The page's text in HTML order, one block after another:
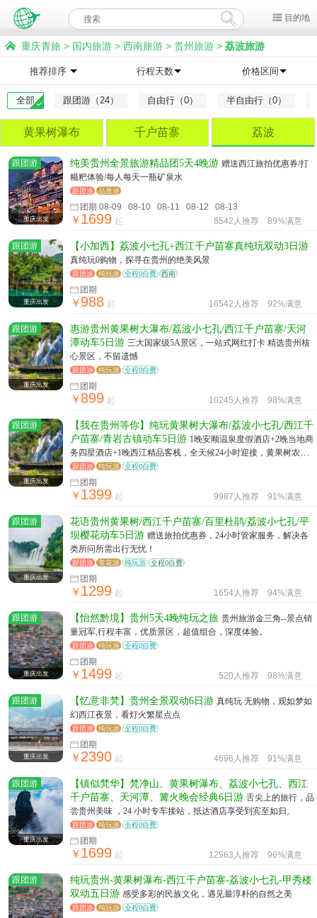
目的地
重庆青旅 > 国内旅游 > 西南旅游 > 贵州旅游 > 荔波旅游
推荐排序 行程天数 价格区间
全部 跟团游（24） 自由行（0） 半自由行（0）
黄果树瀑布 千户苗寨 荔波
跟团游
重庆出发
纯美贵州全景旅游精品团5天4晚游 赠送西江旅拍优惠券/打
糍粑体验/每人每天一瓶矿泉水
跟团游 品质游
团期 08-09 08-10 08-11 08-12 08-13
￥1699 起 8542人推荐 89%满意
跟团游
重庆出发
【小加西】荔波小七孔+西江千户苗寨真纯玩双动3日游
真纯玩0购物，探寻在贵州的绝美风景
跟团游 纯玩游 全程0自费 西南
团期
￥988 起 16542人推荐 92%满意
跟团游
重庆出发
惠游贵州黄果树大瀑布/荔波小七孔/西江千户苗寨/天河
潭动车5日游 三大国家级5A景区，一站式网红打卡 精选贵州核
心景区，不留遗憾
跟团游 纯玩游 全程0自费
团期
￥899 起 10245人推荐 98%满意
跟团游
重庆出发
【我在贵州等你】纯玩黄果树大瀑布/荔波小七孔/西江千
户苗寨/青岩古镇动车5日游 1晚安顺温泉度假酒店+2晚当地商
务四星酒店+1晚西江精品客栈，全天候24小时迎接，黄果树农家
瓦罐宴+西江稻花鱼酱火锅+青岩卤猪脚
跟团游 纯玩游 全程0自费
团期
￥1399 起 9987人推荐 91%满意
跟团游
重庆出发
花语贵州黄果树/西江千户苗寨/百里杜鹃/荔波小七孔/平
坝樱花动车5日游 赠送旅拍优惠券，24小时管家服务，解决各
类所问所需出行无忧！
跟团游 赏花游 纯玩游 全程0自费
团期
￥1299 起 1654人推荐 94%满意
跟团游
重庆出发
【怡然黔境】贵州5天4晚纯玩之旅 贵州旅游金三角--景点销
量冠军,行程丰富，优质景区，超值组合，深度体验。
跟团游 纯玩游 全程0自费
团期
￥1499 起 520人推荐 98%满意
跟团游
重庆出发
【忆意非梵】贵州全景双动6日游 真纯玩 无购物，观如梦如
幻西江夜景，看灯火繁星点点
跟团游 纯玩游 全程0自费
团期
￥2390 起 4696人推荐 91%满意
跟团游
重庆出发
【镇似梵华】梵净山、黄果树瀑布、荔波小七孔、西江
千户苗寨、天河潭、篝火晚会经典6日游 舌尖上的旅行，品
尝贵州美味 ，24 小时专车接站，抵达酒店享受到宾至如归。
跟团游 纯玩游 全程0自费
团期
￥1699 起 12563人推荐 96%满意
跟团游
纯玩贵州-黄果树瀑布-西江千户苗寨-荔波小七孔-甲秀楼
双动五日游 感受多彩的民族文化，遇见最淳朴的自然之美
跟团游 纯玩游 全程0自费